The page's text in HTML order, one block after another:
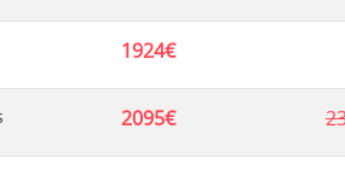
1924€
2095€